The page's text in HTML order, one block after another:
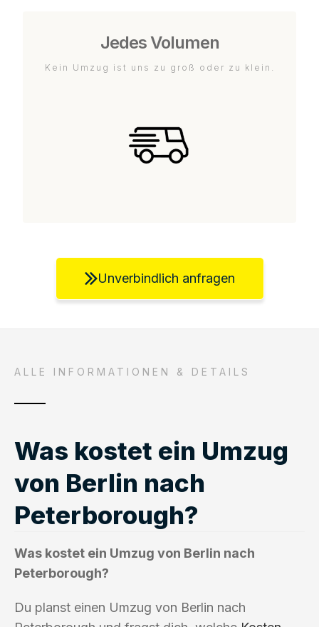
Jedes Volumen
Kein Umzug ist uns zu groß oder zu klein.
Unverbindlich anfragen
ALLE INFORMATIONEN & DETAILS
Was kostet ein Umzug
von Berlin nach
Peterborough?
Was kostet ein Umzug von Berlin nach
Peterborough?
Du planst einen Umzug von Berlin nach